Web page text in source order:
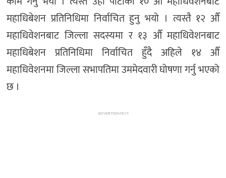
महाधिबेशन प्रतिनिधिमा निर्वाचित हुनु भयो । त्यस्तै १२ औँ
महाधिवेशनबाट जिल्ला सदस्यमा र १३ औँ महाधिवेशनबाट
महाधिबेशन प्रतिनिधिमा निर्वाचित हुँदै अहिले १४ औँ
महाधिवेशनमा जिल्ला सभापतिमा उममेदवारी घोषणा गर्नु भएको
छ ।
ADVERTISEMENT